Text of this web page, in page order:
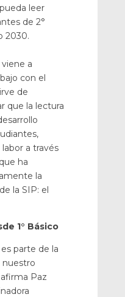
leer
de 2°
2030.
a
con el
de
que la lectura
a través
ha
la
la SIP: el
1° Básico
parte de la
nuestro
Paz